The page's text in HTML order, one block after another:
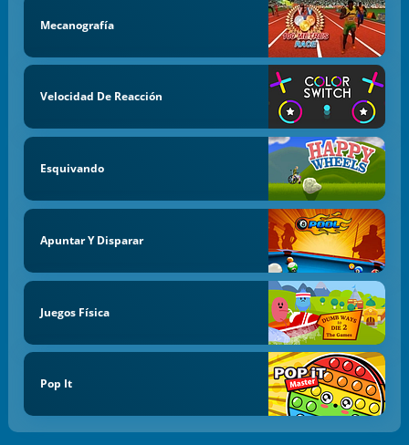
Mecanografía
Velocidad De Reacción
Esquivando
Apuntar Y Disparar
Juegos Física
Pop It